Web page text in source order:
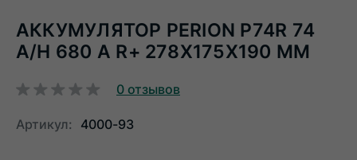
АККУМУЛЯТОР PERION P74R 74
A/H 680 A R+ 278X175X190 ММ
0 отзывов
Артикул: 4000-93